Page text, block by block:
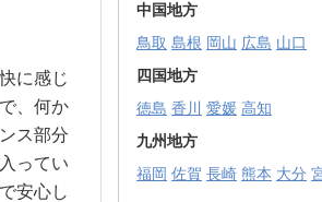
に感じ
、何か
ス部分
ってい
安心し
中国地方
鳥取 島根 岡山 広島 山口
四国地方
徳島 香川 愛媛 高知
九州地方
福岡 佐賀 長崎 熊本 大分